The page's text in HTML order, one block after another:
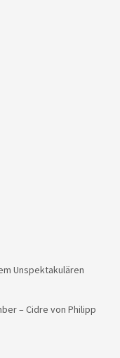
Unspektakulären
– Cidre von Philipp